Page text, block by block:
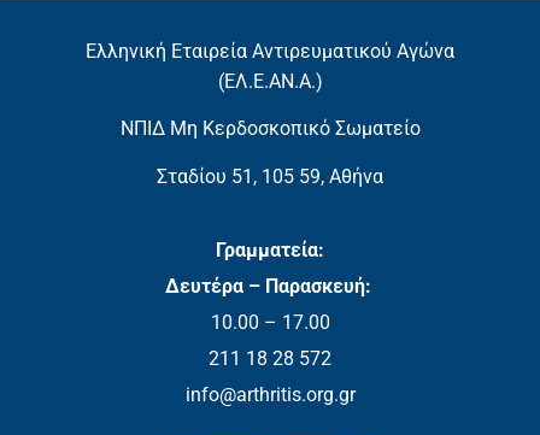
Ελληνική Εταιρεία Αντιρευματικού Αγώνα
(EΛ.Ε.ΑΝ.Α.)
ΝΠΙΔ Μη Κερδοσκοπικό Σωματείο
Σταδίου 51, 105 59, Αθήνα
Γραμματεία:
Δευτέρα – Παρασκευή:
10.00 – 17.00
211 18 28 572
info@arthritis.org.gr